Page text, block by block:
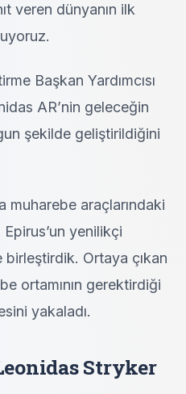
veren dünyanın ilk
Başkan Yardımcısı
AR’nin geleceğin
şekilde geliştirildiğini
muharebe araçlarındaki
yenilikçi
Ortaya çıkan
ortamının gerektirdiği
yakaladı.
Stryker